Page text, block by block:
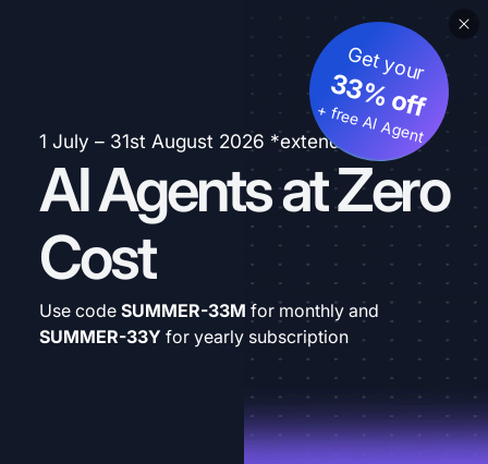
1 July – 31st August 2026 *extended
AI Agents at Zero
Cost
Get your
33% off
+ free AI Agent
Use code SUMMER-33M for monthly and
SUMMER-33Y for yearly subscription